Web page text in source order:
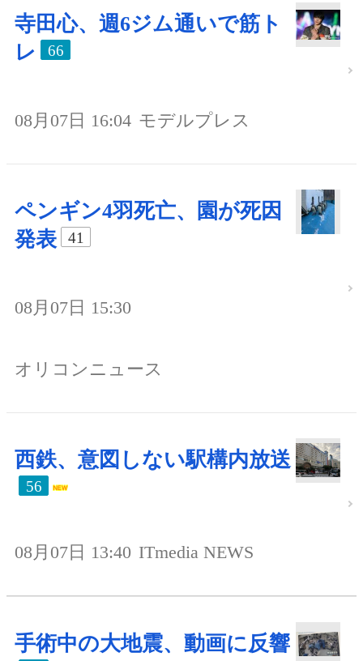
寺田心、週6ジム通いで筋ト
レ
66
08月07日 16:04 モデルプレス
ペンギン4羽死亡、園が死因
発表
41
08月07日 15:30
オリコンニュース
西鉄、意図しない駅構内放送
56
08月07日 13:40 ITmedia NEWS
手術中の大地震、動画に反響